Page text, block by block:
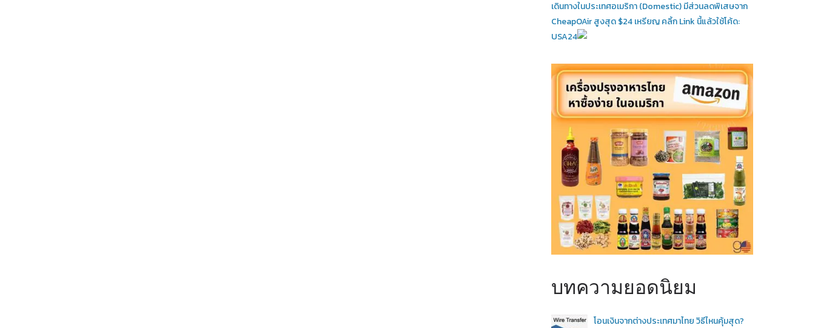
เดินทางในประเทศอเมริกา (Domestic)มีส่วนลดพิเสษจาก
CheapOAir สูงสุด $24 เหรียญ คลิ้ก Link นี้แล้วใช้โค้ด:
USA24
บทความยอดนิยม
โอนเงินจากต่างประเทศมาไทย วิธีไหนคุ้มสุด?